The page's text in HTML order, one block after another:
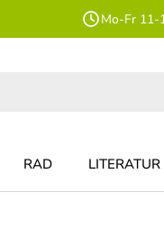
Mo-Fr 11-
RAD LITERATUR